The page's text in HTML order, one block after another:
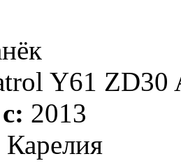
Y61 ZD30
2013
Карелия